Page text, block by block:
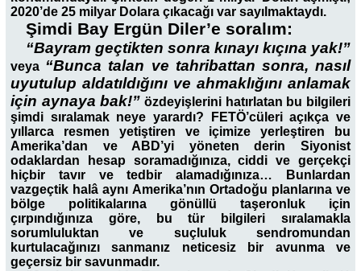
2020’de 25 milyar Dolara çıkacağı var sayılmaktaydı.
Şimdi Bay Ergün Diler’e soralım:
“Bayram geçtikten sonra kınayı kıçına yak!”
veya “Bunca talan ve tahribattan sonra, nasıl
uyutulup aldatıldığını ve ahmaklığını anlamak
için aynaya bak!” özdeyişlerini hatırlatan bu bilgileri
şimdi sıralamak neye yarardı? FETÖ’cüleri açıkça ve
yıllarca resmen yetiştiren ve içimize yerleştiren bu
Amerika’dan ve ABD’yi yöneten derin Siyonist
odaklardan hesap soramadığınıza, ciddi ve gerçekçi
hiçbir tavır ve tedbir alamadığınıza… Bunlardan
vazgeçtik halâ aynı Amerika’nın Ortadoğu planlarına ve
bölge politikalarına gönüllü taşeronluk için
çırpındığınıza göre, bu tür bilgileri sıralamakla
sorumluluktan ve suçluluk sendromundan
kurtulacağınızı sanmanız neticesiz bir avunma ve
geçersiz bir savunmadır.